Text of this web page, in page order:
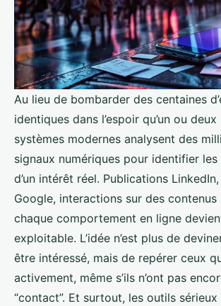
Au lieu de bombarder des centaines
identiques dans l’espoir qu’un ou
systèmes modernes analysent des
signaux numériques pour identifier
d’un intérêt réel. Publications
Google, interactions sur des
chaque comportement en ligne
exploitable. L’idée n’est plus de
être intéressé, mais de repérer ceux
activement, même s’ils n’ont pas
“contact”. Et surtout, les outils